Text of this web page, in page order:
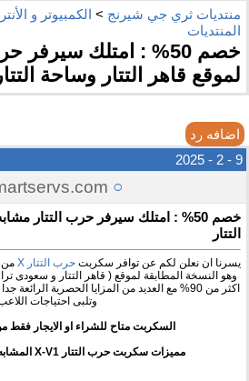
منتديات ثري جي شيرنج > الكمبيوتر و
المنتديات
خصم 50% : امتلك سيرفر
لموقع قاهر التتار وساحة التتار
اضافه رد
9 - 2 - 2025
○
خصم 50% : امتلك سيرفر حرب التتار
التتار
يسرنا ان نعلن لكم عن توافر سكربتحرب التتار X من
وهو النسخة المطابقة لموقع ( قاهر التتار و سعودى
اكثر من 90% مع العديد من المزايا الحصرية
وتلبى احتياجات
السكربت متاح للشراء او الايجار فقط
مميزات سكربت حرب التتار X-V1 المشابه لسكربت قاهر التتار